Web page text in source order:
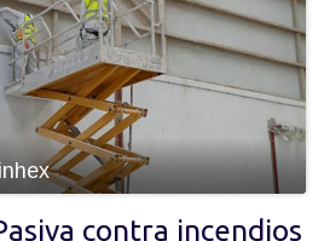
contra incendios